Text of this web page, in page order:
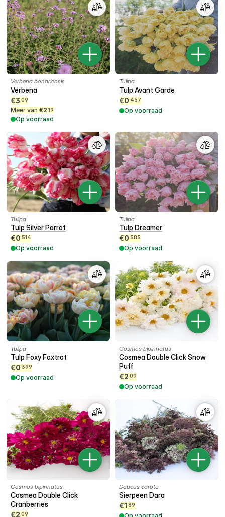
Verbena bonariensis
Verbena
€3 09
Meer van €2 19
Op voorraad
Tulipa
Tulp Avant Garde
€0 457
Op voorraad
Tulipa
Tulp Silver Parrot
€0 514
Op voorraad
Tulipa
Tulp Dreamer
€0 585
Op voorraad
Tulipa
Tulp Foxy Foxtrot
€0 399
Op voorraad
Cosmos bipinnatus
Cosmea Double Click Snow
Puff
€2 09
Op voorraad
Cosmos bipinnatus
Cosmea Double Click
Cranberries
€2 09
Daucus carota
Sierpeen Dara
€1 89